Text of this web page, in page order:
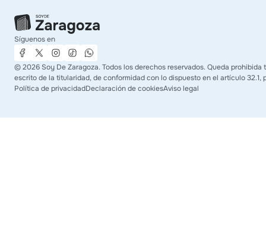
Síguenos en
©2026 Soy De Zaragoza. Todos los derechos reservados. Queda
escrito de la titularidad, de conformidad con lo dispuesto en el artículo
Política de privacidadDeclaración de cookiesAviso legal